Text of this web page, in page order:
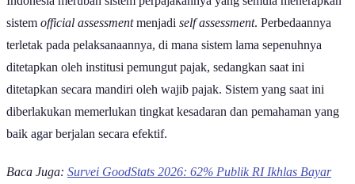
sistemofficial assessmentmenjadiself assessment. Perbedaannya
terletak pada pelaksanaannya, di mana sistem lama sepenuhnya
ditetapkan oleh institusi pemungut pajak, sedangkan saat ini
ditetapkan secara mandiri oleh wajib pajak. Sistem yang saat ini
diberlakukan memerlukan tingkat kesadaran dan pemahaman yang
baik agar berjalan secara efektif.
Pajak